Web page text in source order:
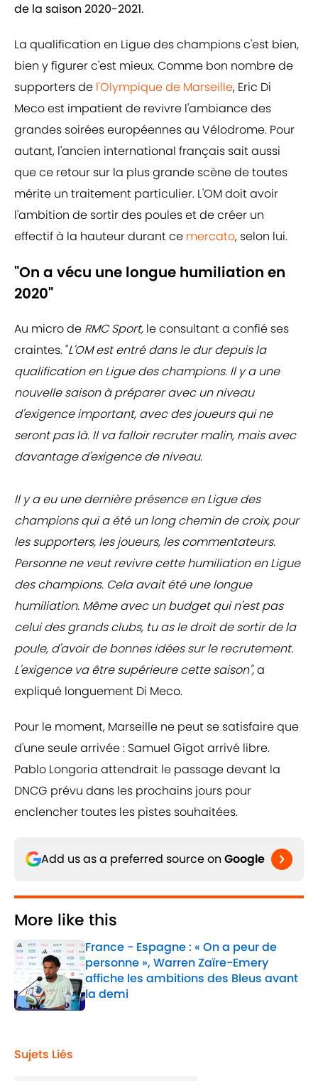
de la saison 2020-2021.
La qualification en Ligue des champions c'est bien,
bien y figurer c'est mieux. Comme bon nombre de
supporters de l'Olympique de Marseille, Eric Di
Meco est impatient de revivre l'ambiance des
grandes soirées européennes au Vélodrome. Pour
autant, l'ancien international français sait aussi
que ce retour sur la plus grande scène de toutes
mérite un traitement particulier. L'OM doit avoir
l'ambition de sortir des poules et de créer un
effectif à la hauteur durant ce mercato, selon lui.
"On a vécu une longue humiliation en
2020"
Au micro de RMC Sport, le consultant a confié ses
craintes. "L'OM est entré dans le dur depuis la
qualification en Ligue des champions. Il y a une
nouvelle saison à préparer avec un niveau
d'exigence important, avec des joueurs qui ne
seront pas là. Il va falloir recruter malin, mais avec
davantage d'exigence de niveau.
Il y a eu une dernière présence en Ligue des
champions qui a été un long chemin de croix, pour
les supporters, les joueurs, les commentateurs.
Personne ne veut revivre cette humiliation en Ligue
des champions. Cela avait été une longue
humiliation. Même avec un budget qui n'est pas
celui des grands clubs, tu as le droit de sortir de la
poule, d'avoir de bonnes idées sur le recrutement.
L'exigence va être supérieure cette saison",a
expliqué longuement Di Meco.
Pour le moment, Marseille ne peut se satisfaire que
d'une seule arrivée : Samuel Gigot arrivé libre.
Pablo Longoria attendrait le passage devant la
DNCG prévu dans les prochains jours pour
enclencher toutes les pistes souhaitées.
Add us as a preferred source on Google
More like this
France - Espagne : « On a peur de
personne », Warren Zaïre-Emery
affiche les ambitions des Bleus avant
la demi
Published by on Invalid Date
Sujets Liés